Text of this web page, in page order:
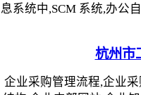
息系统中,SCM 系统,办公
杭州市
企业采购管理流程,企业